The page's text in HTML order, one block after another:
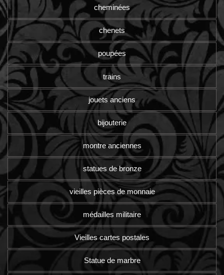
cheminées
chenets
poupées
trains
jouets anciens
bijouterie
montre anciennes
statues de bronze
vieilles pièces de monnaie
médailles militaire
Vieilles cartes postales
Statue de marbre